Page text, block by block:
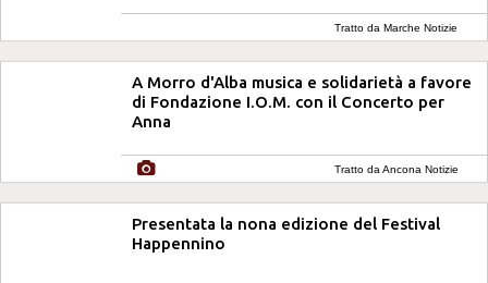
Tratto da Marche Notizie
A Morro d'Alba musica e solidarietà a favore
di Fondazione I.O.M. con il Concerto per
Anna
Tratto da Ancona Notizie
Presentata la nona edizione del Festival
Happennino